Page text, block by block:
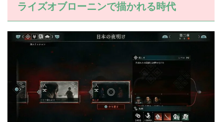
ライズオブローニンで描かれる時代